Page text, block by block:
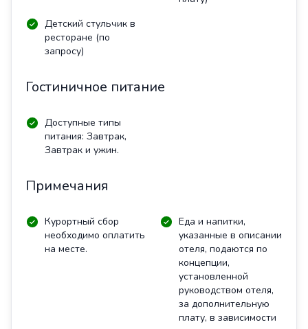
Детский стульчик в
ресторане (по
запросу)
Гостиничное питание
Доступные типы
питания: Завтрак,
Завтрак и ужин.
Примечания
Курортный сбор
необходимо оплатить
на месте.
Еда и напитки,
указанные в описании
отеля, подаются по
концепции,
установленной
руководством отеля,
за дополнительную
плату, в зависимости